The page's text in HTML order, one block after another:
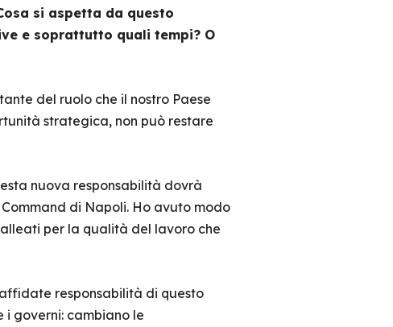
si aspetta da questo
e soprattutto quali tempi? O
del ruolo che il nostro Paese
strategica, non può restare
nuova responsabilità dovrà
di Napoli. Ho avuto modo
per la qualità del lavoro che
responsabilità di questo
i governi: cambiano le